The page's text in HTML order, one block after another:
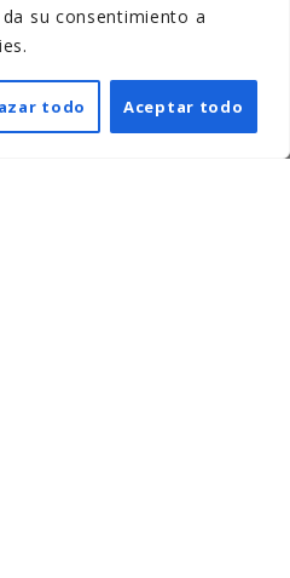
su consentimiento a
todo Aceptar todo